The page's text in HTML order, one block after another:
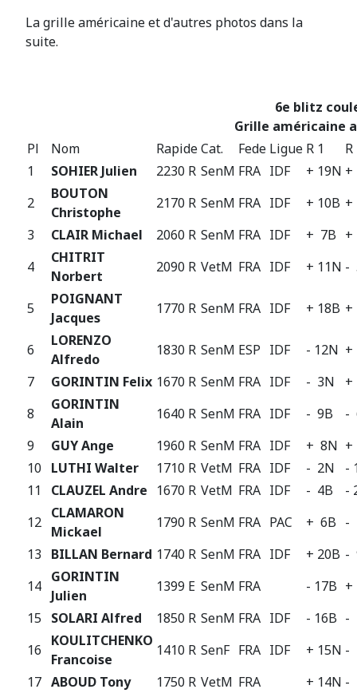
La grille américaine et d'autres photos dans la
suite.
6e blitz
Grille américaine
Pl
Nom RapideCat. Fede Ligue R 1
R
1
SOHIER Julien 2230 R SenM FRA IDF + 19N +
2
BOUTON
Christophe
2170 R SenM FRA IDF + 10B +
3
CLAIR Michael 2060 R SenM FRA IDF + 7B +
4
CHITRIT
Norbert
2090 R VetM FRA IDF + 11N -
5
POIGNANT
Jacques
1770 R SenM FRA IDF + 18B
6
LORENZO
Alfredo
1830 R SenM ESP IDF - 12N
7
GORINTIN Felix 1670 R SenM FRA IDF - 3N
+
8
GORINTIN
Alain
1640 R SenM FRA IDF - 9B
-
9
GUY Ange 1960 R SenM FRA IDF + 8N +
10
LUTHI Walter 1710 R VetM FRA IDF - 2N
-
11
CLAUZEL Andre 1670 R VetM FRA IDF - 4B
-
12
CLAMARON
Mickael
1790 R SenM FRA PAC + 6B -
13
BILLAN Bernard 1740 R SenM FRA IDF + 20B -
14
GORINTIN
Julien
1399 E SenM FRA - 17B +
15
SOLARI Alfred 1850 R SenM FRA IDF - 16B -
16
KOULITCHENKO
Francoise
1410 R SenF FRA IDF + 15N -
17 ABOUD Tony 1750 R VetM FRA + 14N -